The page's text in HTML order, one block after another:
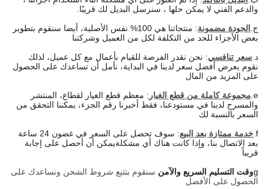
والدعم الفني لا يمكن حلها ، سنرسل البديل لك قريبًا.
ج. الجودة مضمونة
: منتجاتنا هي 100% نفس الأصلية، أيضا سنقوم بتطوير
بعض الأجزاء للحد من التكلفة لكل من العميل وشركتنا
د. سعر تنافسي: نحن نقدر الفرصة للقيام بأعمال مع كل عميل، لذلك
نقوم بعرض أفضل سعر لدينا في البداية، نأمل أن تساعدك على الحصول
على المزيد من المال
e. مجموعة كاملة من قطع الغيار : معظم قطع الغيار لقطاع، المنتشر
والمسرح لدينا في مستودعنا، فقط أخبرنا رقم الجزء، يمكننا التحقق من
السعر بالنسبة لك
f. خدمة ممتازة بعد البيع
: سوف تحصل على السعر في غضون 24 ساعة
بعد الاتصال بنا، وإذا كانت هناك أي مشكلةيمكن أن أحصل على إجابة
قريباً
gوقت التسليم السريع والآمن سنقوم بتتبع شروط الشحن ونساعدك على
الحصول على الأفضل